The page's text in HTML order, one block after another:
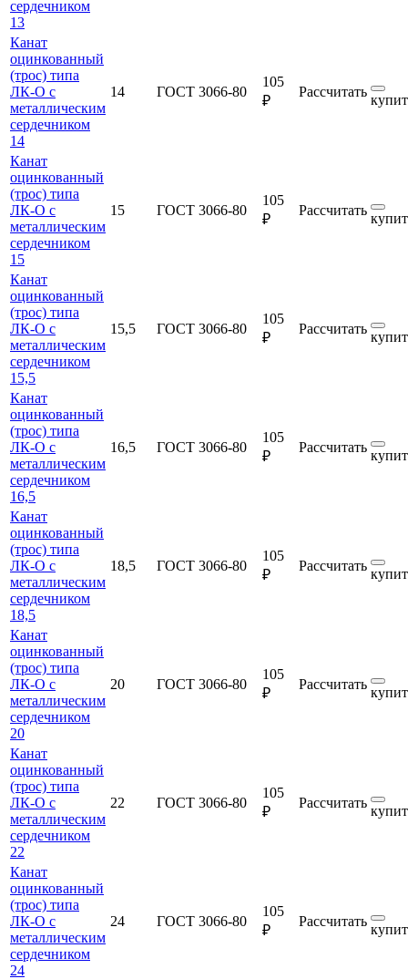
сердечником
13
Канат
оцинкованный
(трос) типа
ЛК-О с
металлическим
сердечником
14
14 ГОСТ 3066-80
105
₽
Рассчитать
Канат
оцинкованный
(трос) типа
ЛК-О с
металлическим
сердечником
15
15 ГОСТ 3066-80
105
₽
Рассчитать
Канат
оцинкованный
(трос) типа
ЛК-О с
металлическим
сердечником
15,5
15,5 ГОСТ 3066-80
105
₽
Рассчитать
Канат
оцинкованный
(трос) типа
ЛК-О с
металлическим
сердечником
16,5
16,5 ГОСТ 3066-80
105
₽
Рассчитать
Канат
оцинкованный
(трос) типа
ЛК-О с
металлическим
сердечником
18,5
18,5 ГОСТ 3066-80
105
₽
Рассчитать
Канат
оцинкованный
(трос) типа
ЛК-О с
металлическим
сердечником
20
20 ГОСТ 3066-80
105
₽
Рассчитать
Канат
оцинкованный
(трос) типа
ЛК-О с
металлическим
сердечником
22
22 ГОСТ 3066-80
105
₽
Рассчитать
Канат
оцинкованный
(трос) типа
ЛК-О с
металлическим
сердечником
24
24 ГОСТ 3066-80
105
₽
Рассчитать